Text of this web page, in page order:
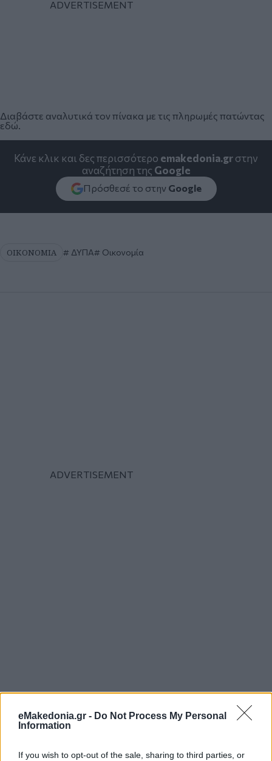
eMakedonia.gr - Do Not Process My Personal
Information
If you wish to opt-out of the sale, sharing to third parties, or
Διαβάστε αναλυτικά τον πίνακα με τις πληρωμές πατώντας
εδώ.
Κάνε κλικ και δες περισσότερο emakedonia.grστην
αναζήτηση της Google
Πρόσθεσέ το στην Google
ΟΙΚΟΝΟΜΙΑ ΔΥΠΑ Οικονομία